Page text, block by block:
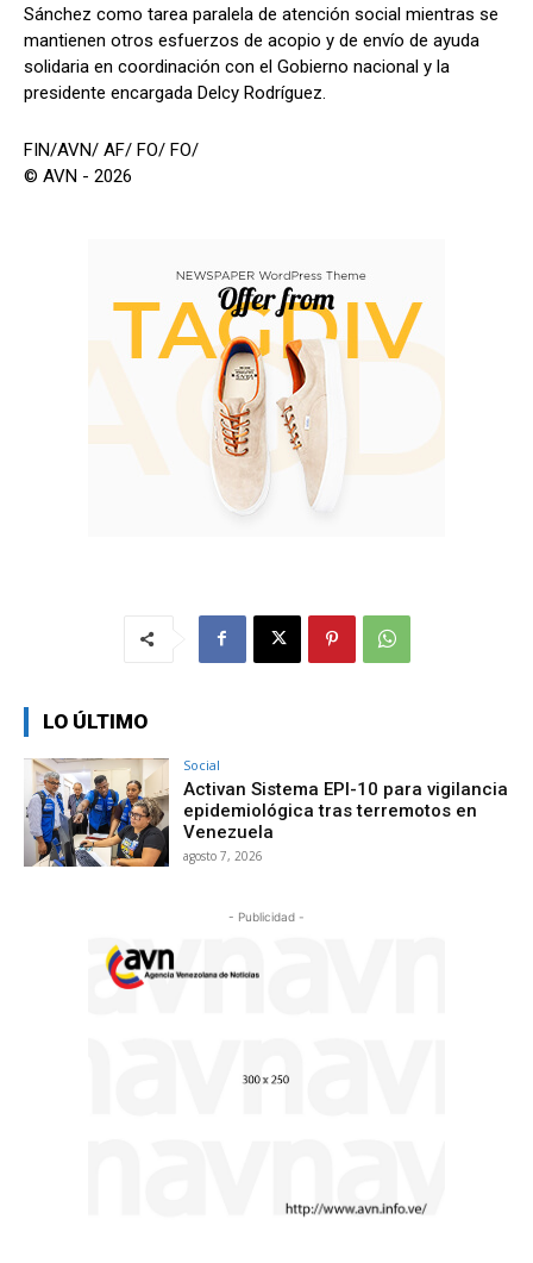
Sánchez como tarea paralela de atención social mientras se
mantienen otros esfuerzos de acopio y de envío de ayuda
solidaria en coordinación con el Gobierno nacional y la
presidente encargada Delcy Rodríguez.
FIN/AVN/ AF/ FO/ FO/
© AVN - 2026
LO ÚLTIMO
Social
Activan Sistema EPI-10 para vigilancia
epidemiológica tras terremotos en
Venezuela
agosto 7, 2026
- Publicidad -